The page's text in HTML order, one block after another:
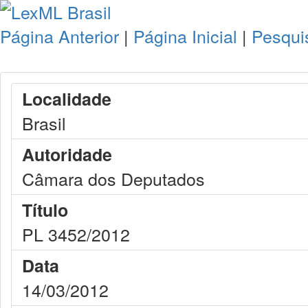
Página Anterior | Página Inicial |
Localidade
Brasil
Autoridade
Câmara dos Deputados
Título
PL 3452/2012
Data
14/03/2012